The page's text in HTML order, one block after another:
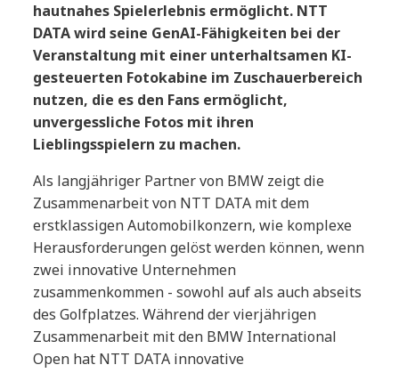
hautnahes Spielerlebnis ermöglicht. NTT
DATA wird seine GenAI-Fähigkeiten bei der
Veranstaltung mit einer unterhaltsamen KI-
gesteuerten Fotokabine im Zuschauerbereich
nutzen, die es den Fans ermöglicht,
unvergessliche Fotos mit ihren
Lieblingsspielern zu machen.
Als langjähriger Partner von BMW zeigt die
Zusammenarbeit von NTT DATA mit dem
erstklassigen Automobilkonzern, wie komplexe
Herausforderungen gelöst werden können, wenn
zwei innovative Unternehmen
zusammenkommen - sowohl auf als auch abseits
des Golfplatzes. Während der vierjährigen
Zusammenarbeit mit den BMW International
Open hat NTT DATA innovative